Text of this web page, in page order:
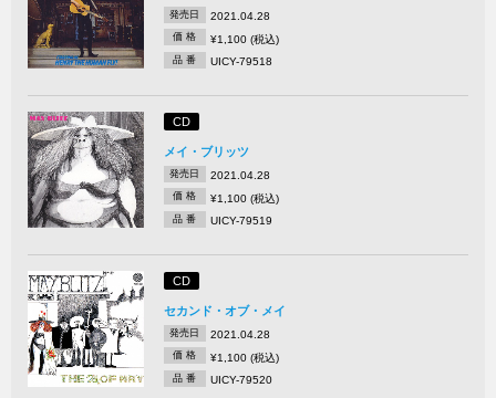
発売日 2021.04.28
価 格 ¥1,100 (税込)
品 番 UICY-79518
CD
メイ・ブリッツ
発売日 2021.04.28
価 格 ¥1,100 (税込)
品 番 UICY-79519
CD
セカンド・オブ・メイ
発売日 2021.04.28
価 格 ¥1,100 (税込)
品 番 UICY-79520